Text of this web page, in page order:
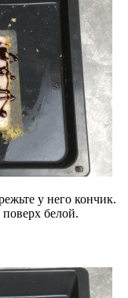
у него кончик.
белой.